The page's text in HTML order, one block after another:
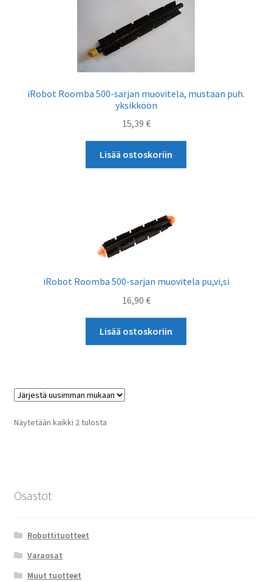
iRobot Roomba 500-sarjan muovitela, mustaan puh.
yksikköön
15,39 €
Lisää ostoskoriin
iRobot Roomba 500-sarjan muovitela pu,vi,si
16,90 €
Lisää ostoskoriin
Näytetään kaikki 2 tulostaSorted
Osastot
Robottituotteet
Varaosat
Muut tuotteet